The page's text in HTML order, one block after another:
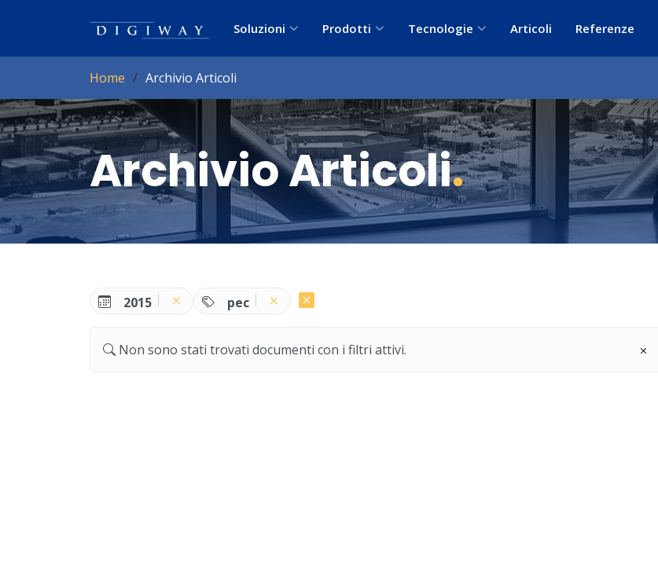
Soluzioni Prodotti Tecnologie Articoli Referenze
Home Archivio Articoli
Archivio Articoli.
2015 pec
Non sono stati trovati documenti con i filtri attivi.